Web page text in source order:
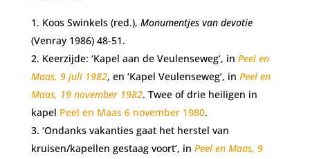
Koos Swinkels (red.), Monumentjes van devotie
(Venray 1986) 48-51.
Keerzijde: ‘Kapel aan de Veulenseweg’, in Peel en
Maas, 9 juli 1982, en ‘Kapel Veulenseweg’, in Peel en
Maas, 19 november 1982. Twee of drie heiligen in
kapel Peel en Maas 6 november 1980.
‘Ondanks vakanties gaat het herstel van
kruisen/kapellen gestaag voort’, in Peel en Maas, 9